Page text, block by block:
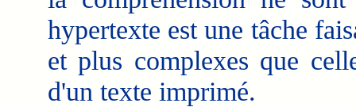
hypertexte est une tâche
et plus complexes que
d'un texte imprimé.